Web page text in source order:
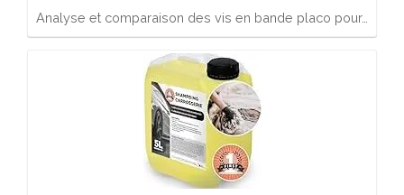
Analyse et comparaison des vis en bande placo pour…